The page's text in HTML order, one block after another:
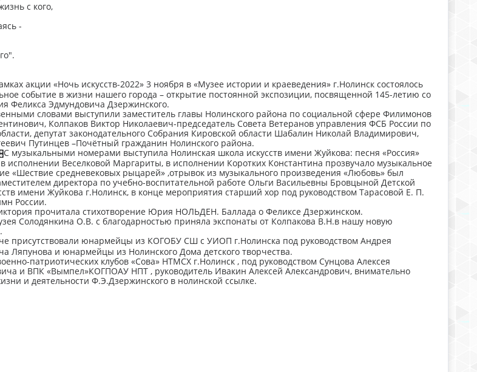
с кого,
-
акции «Ночь искусств-2022» 3 ноября в «Музее истории и краеведения» г.Нолинск состоялось
событие в жизни нашего города – открытие постоянной экспозиции, посвященной 145-летию со
Феликса Эдмундовича Дзержинского.
словами выступили заместитель главы Нолинского района по социальной сфере Филимонов
Колпаков Виктор Николаевич-председатель Совета Ветеранов управления ФСБ России по
депутат законодательного Собрания Кировской области Шабалин Николай Владимирович,
Путинцев –Почётный гражданин Нолинского района.
С музыкальными номерами выступила Нолинская школа искусств имени Жуйкова: песня «Россия»
исполнении Веселковой Маргариты, в исполнении Коротких Константина прозвучало музыкальное
«Шествие средневековых рыцарей» ,отрывок из музыкального произведения «Любовь» был
директора по учебно-воспитательной работе Ольги Васильевны Бровцыной Детской
имени Жуйкова г.Нолинск, в конце мероприятия старший хор под руководством Тарасовой Е. П.
России.
прочитала стихотворение Юрия НОЛЬДЕН. Баллада о Феликсе Дзержинском.
Солодянкина О.В. с благодарностью приняла экспонаты от Колпакова В.Н.в нашу новую
присутствовали юнармейцы из КОГОБУ СШ с УИОП г.Нолинска под руководством Андрея
Ляпунова и юнармейцы из Нолинского Дома детского творчества.
патриотических клубов «Сова» НТМСХ г.Нолинск , под руководством Сунцова Алексея
и ВПК «Вымпел»КОГПОАУ НПТ , руководитель Ивакин Алексей Александрович, внимательно
и деятельности Ф.Э.Дзержинского в нолинской ссылке.